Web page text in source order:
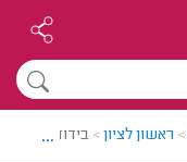
> ראשון לציון> בידוד תרמי
...